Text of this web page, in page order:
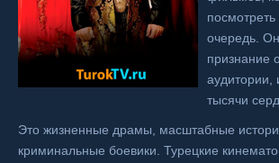
очередь.
признание
аудитории,
тысячи
Это жизненные драмы, масштабные
криминальные боевики. Турецкие